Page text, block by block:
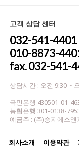
고객 상담 센터
032-541-4401
010-8873-
fax. 032-541-
상담시간 : 오전 9:30 ~
국민은행 430501-01-
농협은행 301-0138-
예금주 : (주)승지에스앤
회사소개 이용약관